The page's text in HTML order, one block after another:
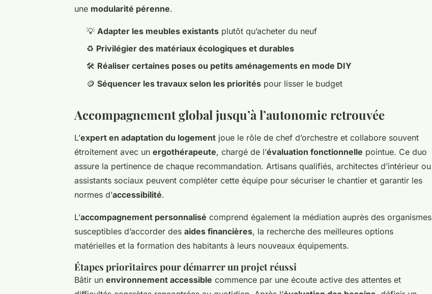
une modularité pérenne.
💡 Adapter les meubles existants plutôt qu’acheter du neuf
♻️ Privilégier des matériaux écologiques et durables
🛠️ Réaliser certaines poses ou petits aménagements en mode DIY
🪙 Séquencer les travaux selon les priorités pour lisser le budget
Accompagnement global jusqu’à l’autonomie retrouvée
L’expert en adaptation du logement joue le rôle de chef d’orchestre et collabore souvent
étroitement avec un ergothérapeute, chargé de l’évaluation fonctionnelle pointue. Ce duo
assure la pertinence de chaque recommandation. Artisans qualifiés, architectes d’intérieur ou
assistants sociaux peuvent compléter cette équipe pour sécuriser le chantier et garantir les
normes d’accessibilité.
L’accompagnement personnalisé comprend également la médiation auprès des organismes
susceptibles d’accorder des aides financières, la recherche des meilleures options
matérielles et la formation des habitants à leurs nouveaux équipements.
Étapes prioritaires pour démarrer un projet réussi
Bâtir un environnement accessible commence par une écoute active des attentes et